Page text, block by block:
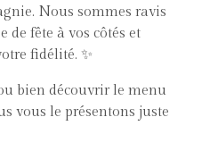
Nous sommes ravis
de fête à vos côtés et
fidélité. ✨
bien découvrir le menu
vous le présentons juste